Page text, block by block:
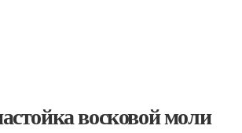
восковой моли